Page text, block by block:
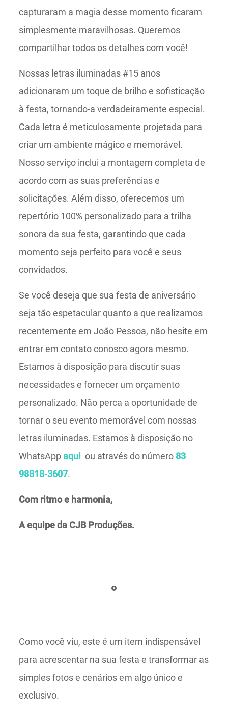
capturaram a magia desse momento ficaram
simplesmente maravilhosas. Queremos
compartilhar todos os detalhes com você!
Nossas letras iluminadas #15 anos
adicionaram um toque de brilho e sofisticação
à festa, tornando-a verdadeiramente especial.
Cada letra é meticulosamente projetada para
criar um ambiente mágico e memorável.
Nosso serviço inclui a montagem completa de
acordo com as suas preferências e
solicitações. Além disso, oferecemos um
repertório 100% personalizado para a trilha
sonora da sua festa, garantindo que cada
momento seja perfeito para você e seus
convidados.
Se você deseja que sua festa de aniversário
seja tão espetacular quanto a que realizamos
recentemente em João Pessoa, não hesite em
entrar em contato conosco agora mesmo.
Estamos à disposição para discutir suas
necessidades e fornecer um orçamento
personalizado. Não perca a oportunidade de
tornar o seu evento memorável com nossas
letras iluminadas. Estamos à disposição no
WhatsAppaquiou através do número 83
98818-3607.
Com ritmo e harmonia,
A equipe da CJB Produções.
Como você viu, este é um item indispensável
para acrescentar na sua festa e transformar as
simples fotos e cenários em algo único e
exclusivo.